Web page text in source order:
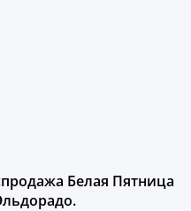
Белая Пятница